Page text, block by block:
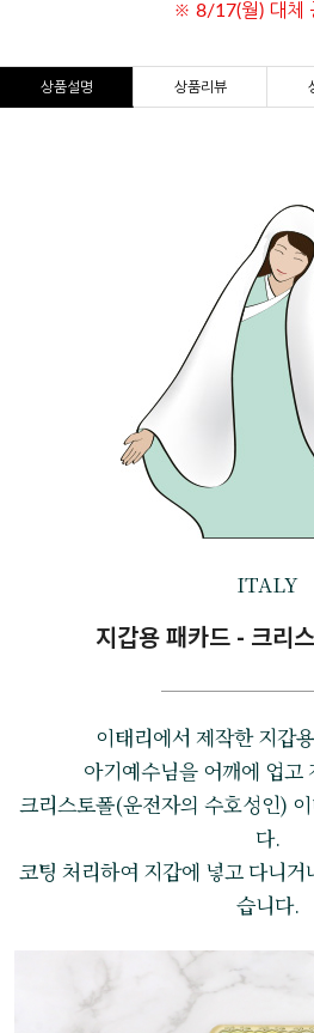
※ 8/17(월) 대체
상품설명 상품리뷰
ITALY
지갑용 패카드 - 크리
이태리에서 제작한 지갑
아기예수님을 어깨에 업고
크리스토폴(운전자의 수호성인)
다.
코팅 처리하여 지갑에 넣고 다니
습니다.